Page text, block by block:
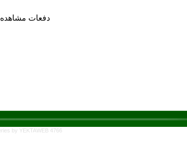
دفعات مشاهده: ۵۱۲۳
by YEKTAWEB 4766